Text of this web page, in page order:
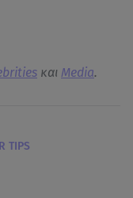
και Media.
TIPS